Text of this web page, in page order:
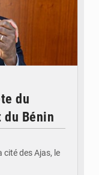
du
du Bénin
cité des Ajas, le